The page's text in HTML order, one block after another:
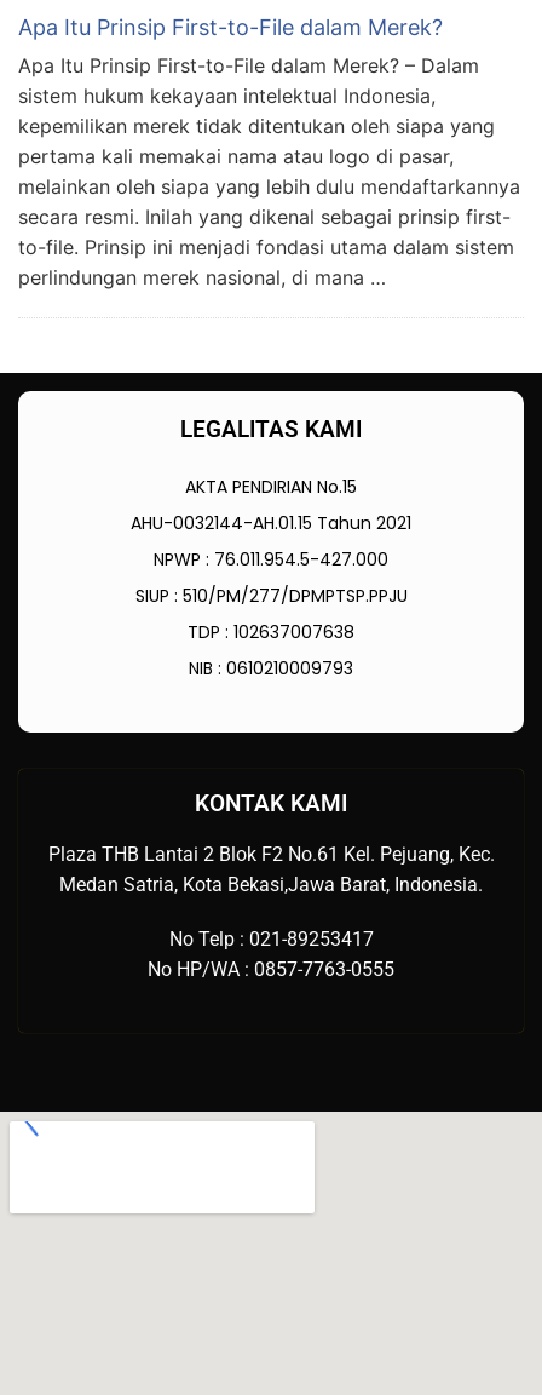
Apa Itu Prinsip First-to-File dalam Merek?
Apa Itu Prinsip First-to-File dalam Merek? – Dalam
sistem hukum kekayaan intelektual Indonesia,
kepemilikan merek tidak ditentukan oleh siapa yang
pertama kali memakai nama atau logo di pasar,
melainkan oleh siapa yang lebih dulu mendaftarkannya
secara resmi. Inilah yang dikenal sebagai prinsip first-
to-file. Prinsip ini menjadi fondasi utama dalam sistem
perlindungan merek nasional, di mana …
LEGALITAS KAMI
AKTA PENDIRIAN No.15
AHU-0032144-AH.01.15 Tahun 2021
NPWP : 76.011.954.5-427.000
SIUP : 510/PM/277/DPMPTSP.PPJU
TDP : 102637007638
NIB : 0610210009793
KONTAK KAMI
Plaza THB Lantai 2 Blok F2 No.61 Kel. Pejuang, Kec.
Medan Satria, Kota Bekasi,Jawa Barat, Indonesia.
No Telp : 021-89253417
No HP/WA : 0857-7763-0555